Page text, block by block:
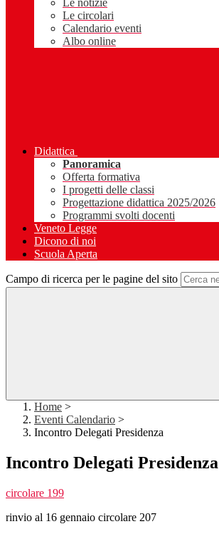
Le notizie
Le circolari
Calendario eventi
Albo online
Didattica
Panoramica
Offerta formativa
I progetti delle classi
Progettazione didattica 2025/2026
Programmi svolti docenti
Veneto Legge
Dicono di noi
Scuola Aperta
Campo di ricerca per le pagine del sito
Home >
Eventi Calendario >
Incontro Delegati Presidenza
Incontro Delegati Presidenza
circolare 199
rinvio al 16 gennaio circolare 207